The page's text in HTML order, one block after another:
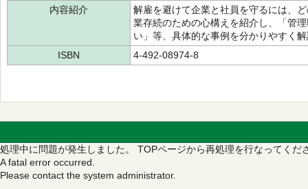
内容紹介
解雇を避けて企業と社員を守るには、
業存続のための心構えを紹介し、「管
い」等、具体的な事例を分かりやすく
ISBN
4-492-08974-8
処理中に問題が発生しました。 TOPページから再処理を行なってくだ
A fatal error occurred.
Please contact the system administrator.